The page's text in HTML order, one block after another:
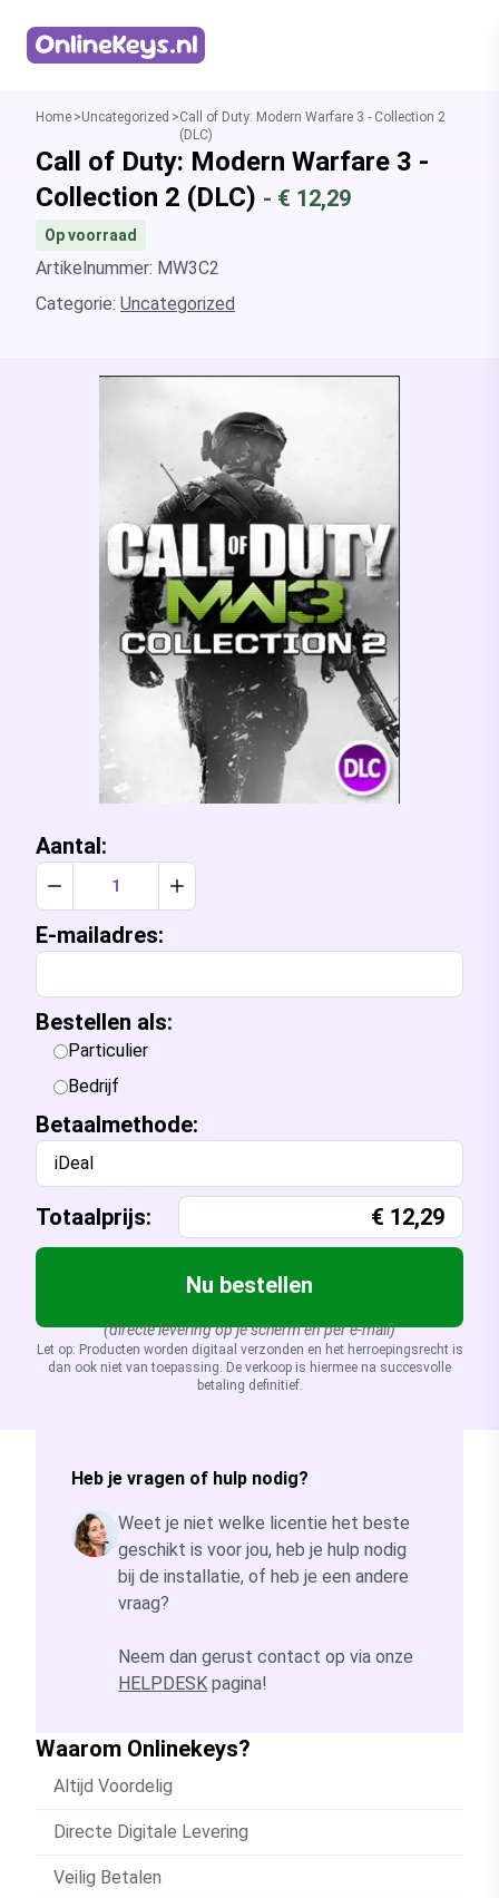
Home Uncategorized
Call of Duty: Modern Warfare 3 - Collection 2
(DLC)
Call of Duty: Modern Warfare 3 -
Collection 2 (DLC) - € 12,29
Op voorraad
Artikelnummer: MW3C2
Categorie: Uncategorized
Aantal:
Verlaag aantal met 1Verhoog aantal met 1
E-mailadres:
Bestellen als:
Particulier
Bedrijf
Betaalmethode:
iDeal
Totaalprijs: € 12,29
Nu bestellen
(directe levering op je scherm en per e-mail)
Let op: Producten worden digitaal verzonden en het herroepingsrecht is
dan ook niet van toepassing. De verkoop is hiermee na succesvolle
betaling definitief.
Heb je vragen of hulp nodig?
Weet je niet welke licentie het beste
geschikt is voor jou, heb je hulp nodig
bij de installatie, of heb je een andere
vraag?
Neem dan gerust contact op via onze
HELPDESK pagina!
Waarom Onlinekeys?
Altijd Voordelig
Directe Digitale Levering
Veilig Betalen